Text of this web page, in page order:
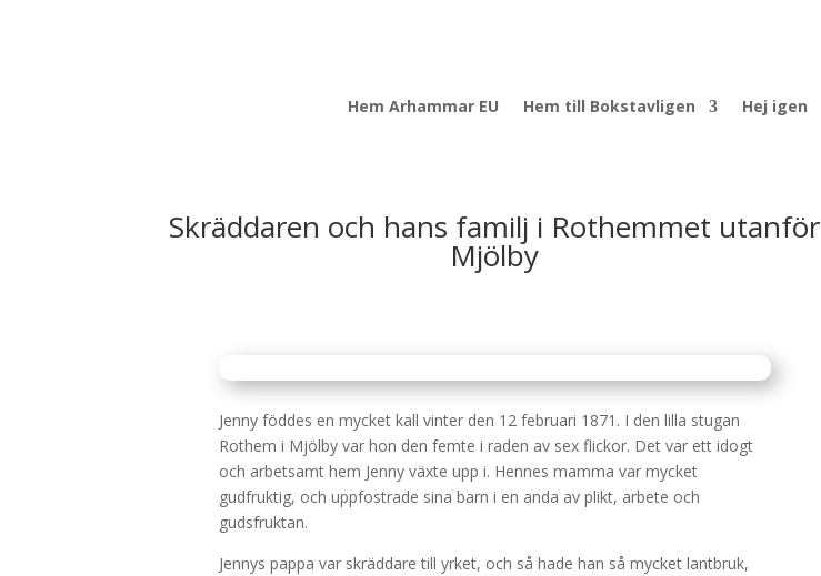
Hem Arhammar EU Hem till Bokstavligen Hej igen
Skräddaren och hans familj i Rothemmet utanför
Mjölby
Jenny föddes en mycket kall vinter den 12 februari 1871. I den lilla stugan
Rothem i Mjölby var hon den femte i raden av sex flickor. Det var ett idogt
och arbetsamt hem Jenny växte upp i. Hennes mamma var mycket
gudfruktig, och uppfostrade sina barn i en anda av plikt, arbete och
gudsfruktan.
Jennys pappa var skräddare till yrket, och så hade han så mycket lantbruk,